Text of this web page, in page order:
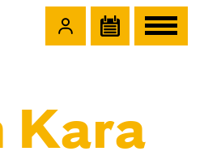
Kara